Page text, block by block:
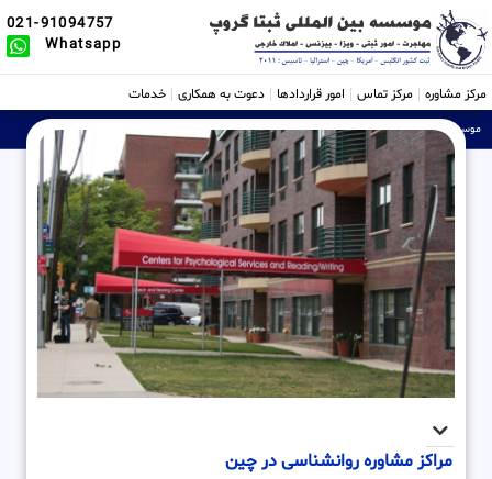
021-91094757
Whatsapp
مرکز مشاوره مرکز تماس امور قراردادها دعوت به همکاری خدمات
موسسه ثبتی، حقوقی و بین الملل Sabtta »مراکز مشاوره روانشناسی در چین
مراکز مشاوره روانشناسی در چین